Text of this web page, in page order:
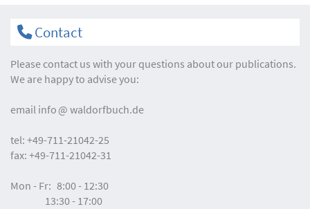
Contact
Please contact us with your questions about our publications.
We are happy to advise you:
email info waldorfbuch.de
tel: +49-711-21042-25
fax: +49-711-21042-31
Mon - Fr: 8:00 - 12:30
13:30 - 17:00